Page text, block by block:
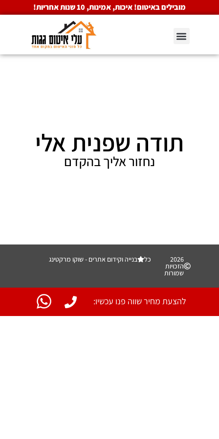
מובילים באיטום! איכות, אמינות, 10 שנות אחריות!
תודה שפנית אלי
נחזור אליך בהקדם
2026 כל
הזכויות
שמורות
בנייה וקידום אתרים - שוקו מרקטינג
להצעת מחיר שווה פנו עכשיו: